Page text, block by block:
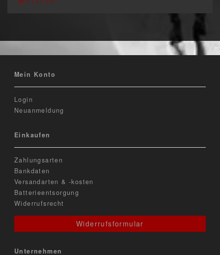
Filter
Mein Konto
Login
Neuanmeldung
Einkaufen
Zahlungsarten
Bankdaten
Versandarten & -kosten
Batterieentsorgung
Widerrufsrecht
Widerrufsformular
Unternehmen